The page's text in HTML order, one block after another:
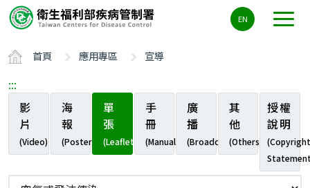
要
容
ALT+C
EN
首頁 應用專區 宣導
:::
影
片
(Video)
海
報
(Poster)
單
張
(Leaflet)
手
冊
(Manual)
廣
播
(Broadcast)
其
他
(Others)
授權
說明